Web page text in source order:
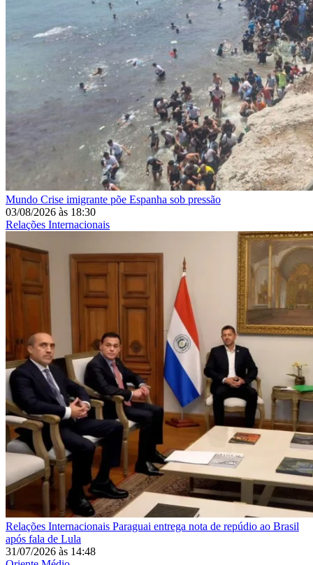
Mundo Crise imigrante põe Espanha sob pressão
03/08/2026 às 18:30
Relações Internacionais
Relações Internacionais Paraguai entrega nota de repúdio ao Brasil
após fala de Lula
31/07/2026 às 14:48